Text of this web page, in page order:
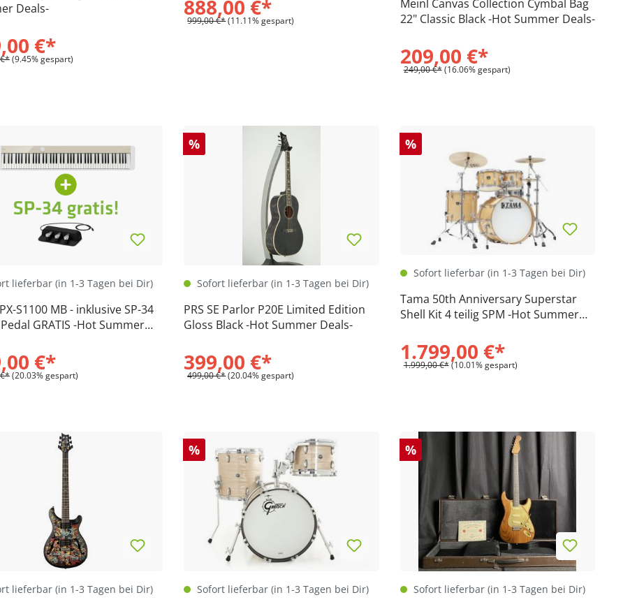
Deals-
€*
(9.45% gespart)
888,00 €*
999,00 €*(11.11% gespart)
Meinl Canvas Collection Cymbal Bag
22" Classic Black -Hot Summer Deals-
209,00 €*
249,00 €*(16.06% gespart)
lieferbar (in 1-3 Tagen bei Dir)
S1100 MB - inklusive SP-34
GRATIS -Hot Summer
€*
(20.03% gespart)
%
Sofort lieferbar (in 1-3 Tagen bei Dir)
PRS SE Parlor P20E Limited Edition
Gloss Black -Hot Summer Deals-
399,00 €*
499,00 €*(20.04% gespart)
%
Sofort lieferbar (in 1-3 Tagen bei Dir)
Tama 50th Anniversary Superstar
Shell Kit 4 teilig SPM -Hot Summer
1.799,00 €*
1.999,00 €*(10.01% gespart)
lieferbar (in 1-3 Tagen bei Dir)
%
Sofort lieferbar (in 1-3 Tagen bei Dir)
%
Sofort lieferbar (in 1-3 Tagen bei Dir)